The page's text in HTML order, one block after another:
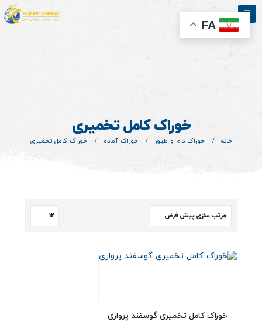
خوراک کامل تخمیری
خانه خوراک دام و طیور خوراک آماده خوراک کامل تخمیری
خوراک کامل تخمیری گوسفند پرواری
FA